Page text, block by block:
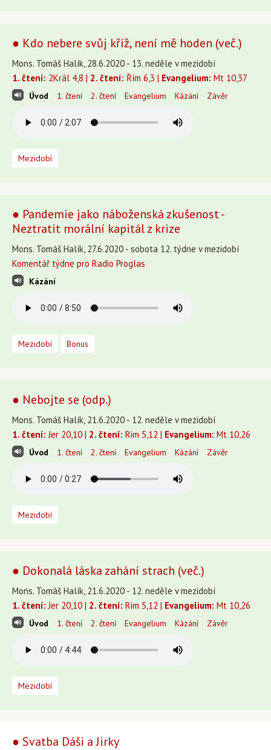
● Kdo nebere svůj kříž, není mě hoden (več.)
Mons. Tomáš Halík, 28.6.2020 - 13. neděle v mezidobí
1. čtení: 2Král 4,8 | 2. čtení: Řím 6,3 | Evangelium: Mt 10,37
Úvod 1. čtení 2. čtení Evangelium Kázání Závěr
Mezidobí
● Pandemie jako náboženská zkušenost -
Neztratit morální kapitál z krize
Mons. Tomáš Halík, 27.6.2020 - sobota 12. týdne v mezidobí
Komentář týdne pro Radio Proglas
Kázání
Mezidobí Bonus
● Nebojte se (odp.)
Mons. Tomáš Halík, 21.6.2020 - 12. neděle v mezidobí
1. čtení: Jer 20,10 | 2. čtení: Rim 5,12 | Evangelium: Mt 10,26
Úvod 1. čtení 2. čtení Evangelium Kázání Závěr
Mezidobí
● Dokonalá láska zahání strach (več.)
Mons. Tomáš Halík, 21.6.2020 - 12. neděle v mezidobí
1. čtení: Jer 20,10 | 2. čtení: Rim 5,12 | Evangelium: Mt 10,26
Úvod 1. čtení 2. čtení Evangelium Kázání Závěr
Mezidobí
● Svatba Dáši a Jirky